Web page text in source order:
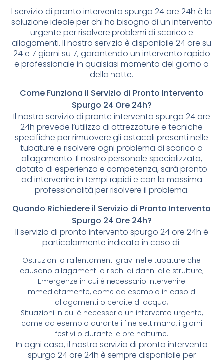
l servizio di pronto intervento spurgo 24 ore 24h è la
soluzione ideale per chi ha bisogno di un intervento
urgente per risolvere problemi di scarico e
allagamenti. Il nostro servizio è disponibile 24 ore su
24 e 7 giorni su 7, garantendo un intervento rapido
e professionale in qualsiasi momento del giorno o
della notte.
Come Funziona il Servizio di Pronto Intervento
Spurgo 24 Ore 24h?
Il nostro servizio di pronto intervento spurgo 24 ore
24h prevede l’utilizzo di attrezzature e tecniche
specifiche per rimuovere gli ostacoli presenti nelle
tubature e risolvere ogni problema di scarico o
allagamento. Il nostro personale specializzato,
dotato di esperienza e competenza, sarà pronto
ad intervenire in tempi rapidi e con la massima
professionalità per risolvere il problema.
Quando Richiedere il Servizio di Pronto Intervento
Spurgo 24 Ore 24h?
Il servizio di pronto intervento spurgo 24 ore 24h è
particolarmente indicato in caso di:
Ostruzioni o rallentamenti gravi nelle tubature che
causano allagamenti o rischi di danni alle strutture;
Emergenze in cui è necessario intervenire
immediatamente, come ad esempio in caso di
allagamenti o perdite di acqua;
Situazioni in cui è necessario un intervento urgente,
come ad esempio durante i fine settimana, i giorni
festivi o durante le ore notturne.
In ogni caso, il nostro servizio di pronto intervento
spurgo 24 ore 24h è sempre disponibile per